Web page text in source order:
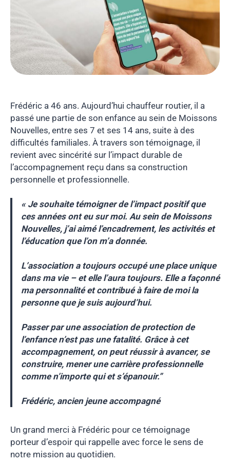
Frédéric a 46 ans. Aujourd’hui chauffeur routier, il a
passé une partie de son enfance au sein de Moissons
Nouvelles, entre ses 7 et ses 14 ans, suite à des
difficultés familiales. À travers son témoignage, il
revient avec sincérité sur l’impact durable de
l’accompagnement reçu dans sa construction
personnelle et professionnelle.
« Je souhaite témoigner de l’impact positif que
ces années ont eu sur moi. Au sein de Moissons
Nouvelles, j’ai aimé l’encadrement, les activités et
l’éducation que l’on m’a donnée.
L’association a toujours occupé une place unique
dans ma vie – et elle l’aura toujours. Elle a façonné
ma personnalité et contribué à faire de moi la
personne que je suis aujourd’hui.
Passer par une association de protection de
l’enfance n’est pas une fatalité. Grâce à cet
accompagnement, on peut réussir à avancer, se
construire, mener une carrière professionnelle
comme n’importe qui et s’épanouir.”
Frédéric, ancien jeune accompagné
Un grand merci à Frédéric pour ce témoignage
porteur d’espoir qui rappelle avec force le sens de
notre mission au quotidien.